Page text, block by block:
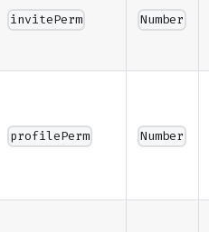
invitePerm Number
profilePerm Number